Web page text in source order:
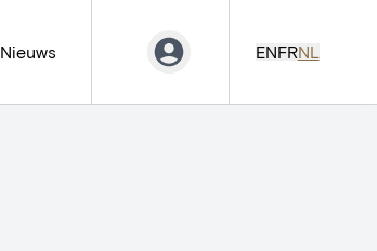
Nieuws ENFRNL